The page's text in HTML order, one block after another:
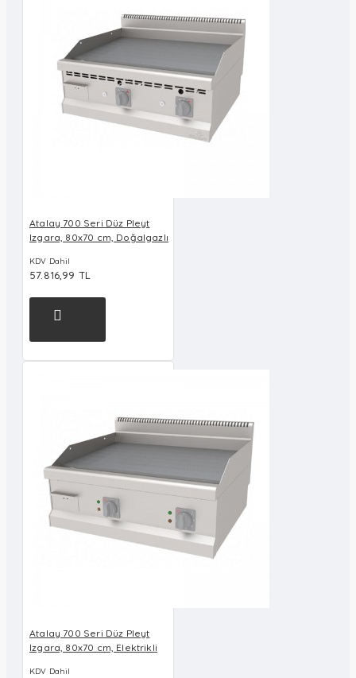
Atalay 700 Seri Düz Pleyt
Izgara, 80x70 cm, Doğalgazlı
KDV Dahil
57.816,99 TL
Atalay 700 Seri Düz Pleyt
Izgara, 80x70 cm, Elektrikli
KDV Dahil